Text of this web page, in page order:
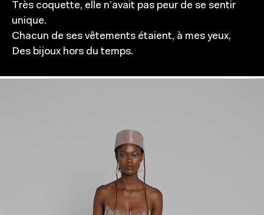
Très coquette, elle n’avait pas peur de se sentir
unique.
Chacun de ses vêtements étaient, à mes yeux,
Des bijoux hors du temps.